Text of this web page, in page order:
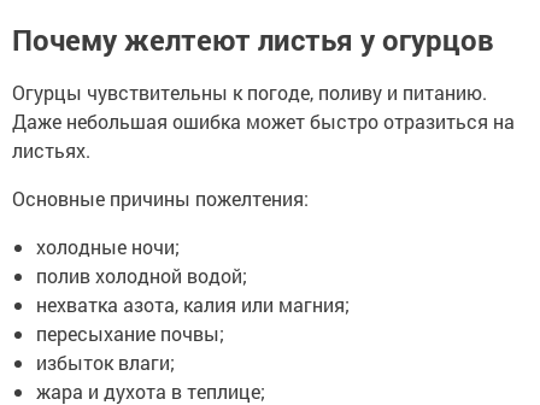
Почему желтеют листья у огурцов
Огурцы чувствительны к погоде, поливу и питанию.
Даже небольшая ошибка может быстро отразиться на
листьях.
Основные причины пожелтения:
холодные ночи;
полив холодной водой;
нехватка азота, калия или магния;
пересыхание почвы;
избыток влаги;
жара и духота в теплице;